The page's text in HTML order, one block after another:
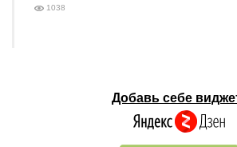
1038
Добавь себе